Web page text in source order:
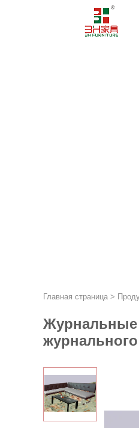
Главная страница >
Журнальные